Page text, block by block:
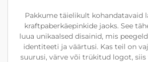
Pakkume täielikult kohandatavaid
kraftpaberkäepinkide jaoks. See
luua unikaalsed disainid, mis
identiteeti ja väärtusi. Kas teil on
suurusi, värve või trükitud logot,